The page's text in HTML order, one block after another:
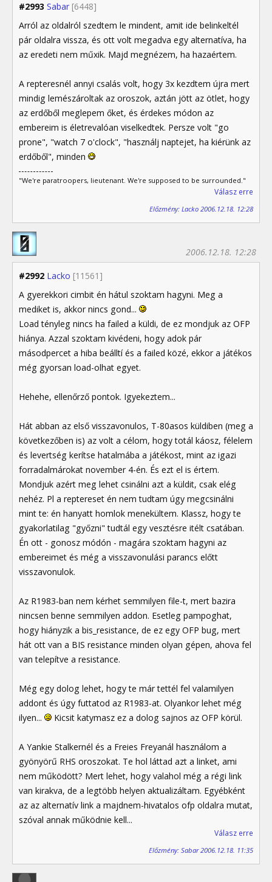
#2993 Sabar [6448]
Arról az oldalról szedtem le mindent, amit ide belinkeltél
pár oldalra vissza, és ott volt megadva egy alternatíva, ha
az eredeti nem műxik. Majd megnézem, ha hazaértem.
A repteresnél annyi csalás volt, hogy 3x kezdtem újra mert
mindig lemészároltak az oroszok, aztán jött az ötlet, hogy
az erdőből meglepem őket, és érdekes módon az
embereim is életrevalóan viselkedtek. Persze volt "go
prone", "watch 7 o'clock", "használj naptejet, ha kiérünk az
erdőből", minden
"We're paratroopers, lieutenant. We're supposed to be surrounded."
Válasz erre
Előzmény: Lacko 2006.12.18. 12:28
#2992 Lacko [11561]
2006.12.18. 12:28
A gyerekkori cimbit én hátul szoktam hagyni. Meg a
mediket is, akkor nincs gond...
Load tényleg nincs ha failed a küldi, de ez mondjuk az OFP
hiánya. Azzal szoktam kivédeni, hogy adok pár
másodpercet a hiba beálltí és a failed közé, ekkor a játékos
még gyorsan load-olhat egyet.
Hehehe, ellenőrző pontok. Igyekeztem...
Hát abban az első visszavonulos, T-80asos küldiben (meg a
következőben is) az volt a célom, hogy totál káosz, félelem
és levertség kerítse hatalmába a játékost, mint az igazi
forradalmárokat november 4-én. És ezt el is értem.
Mondjuk azért meg lehet csinálni azt a küldit, csak elég
nehéz. Pl a reptereset én nem tudtam úgy megcsinálni
mint te: én hanyatt homlok menekültem. Klassz, hogy te
gyakorlatilag "győzni" tudtál egy vesztésre itélt csatában.
Én ott - gonosz módón - magára szoktam hagyni az
embereimet és még a visszavonulási parancs előtt
visszavonulok.
Az R1983-ban nem kérhet semmilyen file-t, mert bazira
nincsen benne semmilyen addon. Esetleg pampoghat,
hogy hiányzik a bis_resistance, de ez egy OFP bug, mert
hát ott van a BIS resistance minden olyan gépen, ahova fel
van telepítve a resistance.
Még egy dolog lehet, hogy te már tettél fel valamilyen
addont és úgy futtatod az R1983-at. Olyankor lehet még
ilyen...
Kicsit katymasz ez a dolog sajnos az OFP körül.
A Yankie Stalkernél és a Freies Freyanál használom a
gyönyörű RHS oroszokat. Te hol láttad azt a linket, ami
nem működött? Mert lehet, hogy valahol még a régi link
van kirakva, de a legtöbb helyen aktualizáltam. Egyébként
az az alternatív link a majdnem-hivatalos ofp oldalra mutat,
szóval annak működnie kell...
Válasz erre
Előzmény: Sabar 2006.12.18. 11:35